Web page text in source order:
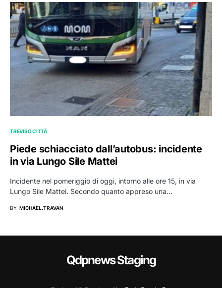
TREVISO CITTÀ
Piede schiacciato dall’autobus: incidente
in via Lungo Sile Mattei
Incidente nel pomeriggio di oggi, intorno alle ore 15, in via
Lungo Sile Mattei. Secondo quanto appreso una…
BY MICHAEL.TRAVAN
Qdpnews Staging